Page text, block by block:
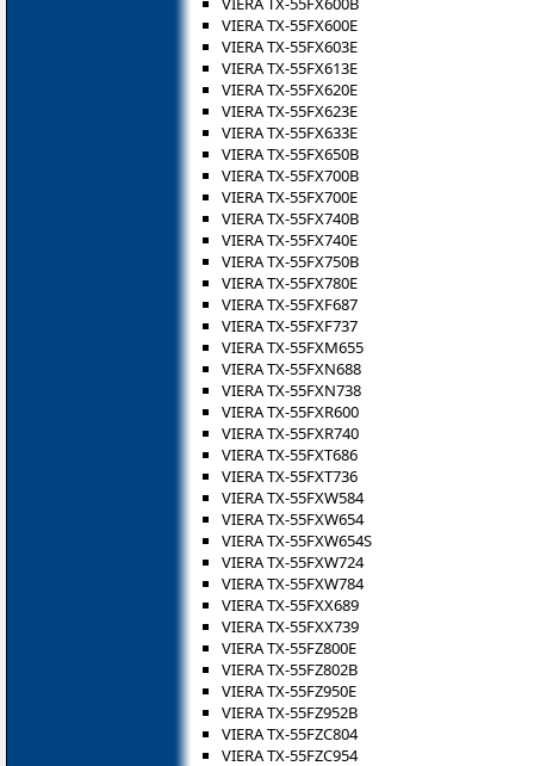
VIERA TX-55FX600E
VIERA TX-55FX603E
VIERA TX-55FX613E
VIERA TX-55FX620E
VIERA TX-55FX623E
VIERA TX-55FX633E
VIERA TX-55FX650B
VIERA TX-55FX700B
VIERA TX-55FX700E
VIERA TX-55FX740B
VIERA TX-55FX740E
VIERA TX-55FX750B
VIERA TX-55FX780E
VIERA TX-55FXF687
VIERA TX-55FXF737
VIERA TX-55FXM655
VIERA TX-55FXN688
VIERA TX-55FXN738
VIERA TX-55FXR600
VIERA TX-55FXR740
VIERA TX-55FXT686
VIERA TX-55FXT736
VIERA TX-55FXW584
VIERA TX-55FXW654
VIERA TX-55FXW654S
VIERA TX-55FXW724
VIERA TX-55FXW784
VIERA TX-55FXX689
VIERA TX-55FXX739
VIERA TX-55FZ800E
VIERA TX-55FZ802B
VIERA TX-55FZ950E
VIERA TX-55FZ952B
VIERA TX-55FZC804
VIERA TX-55FZC954